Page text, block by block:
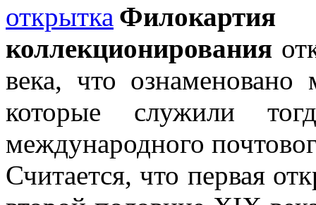
коллекционирования
века, что
которые служили
международного
Считается, что первая